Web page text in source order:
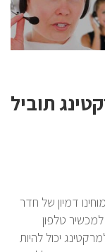
תוביל
דמיון של חדר
טלפון
יכול להיות